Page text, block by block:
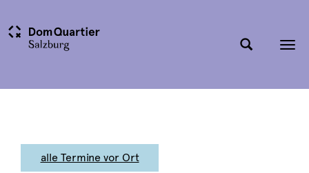
alle Termine vor Ort